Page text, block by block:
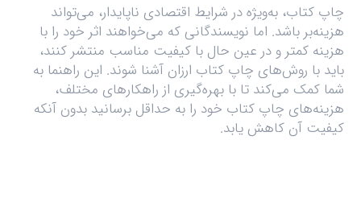
چاپ کتاب، به‌ویژه در شرایط اقتصادی ناپایدار، می‌تواند
هزینه‌بر باشد. اما نویسندگانی که می‌خواهند اثر خود را با
هزینه کمتر و در عین حال با کیفیت مناسب منتشر کنند،
باید با روش‌های چاپ کتاب ارزان آشنا شوند. این راهنما به
شما کمک می‌کند تا با بهره‌گیری از راهکارهای مختلف،
هزینه‌های چاپ کتاب خود را به حداقل برسانید بدون آنکه
کیفیت آن کاهش یابد.